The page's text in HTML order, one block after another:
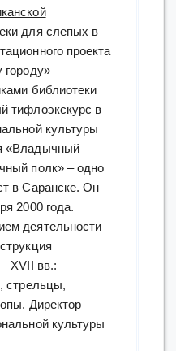
для слепых в
проекта
городу»
библиотеки
тифлоэкскурс в
культуры
«Владычный
полк» – одно
в Саранске. Он
2000 года.
деятельности
XVII вв.:
стрельцы,
Директор
культуры